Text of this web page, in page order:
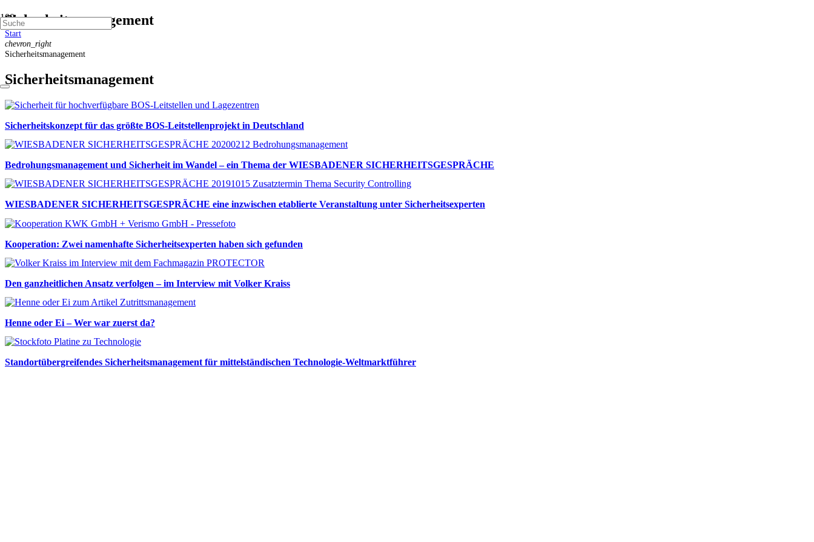
Sicherheitsmanagement
Start
chevron_right
Sicherheitsmanagement
Sicherheitsmanagement
Sicherheitskonzept für das größte BOS-Leitstellenprojekt in Deutschland
Bedrohungsmanagement und Sicherheit im Wandel – ein Thema der WIESBADENER SICHERHEITSGESPRÄCHE
WIESBADENER SICHERHEITSGESPRÄCHE eine inzwischen etablierte Veranstaltung unter Sicherheitsexperten
Kooperation: Zwei namenhafte Sicherheitsexperten haben sich gefunden
Den ganzheitlichen Ansatz verfolgen – im Interview mit Volker Kraiss
Henne oder Ei – Wer war zuerst da?
Standortübergreifendes Sicherheitsmanagement für mittelständischen Technologie-Weltmarktführer